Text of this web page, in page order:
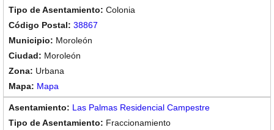
Colonia
38867
Moroleón
Moroleón
Urbana
Mapa
Las Palmas Residencial Campestre
Fraccionamiento